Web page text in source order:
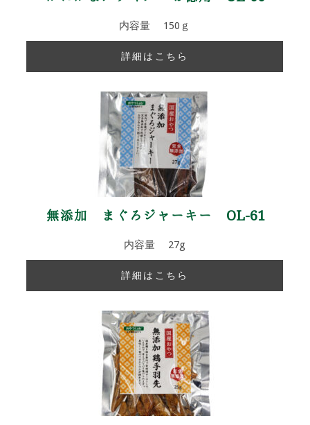
内容量 150ｇ
詳細はこちら
無添加 まぐろジャーキー OL-61
内容量 27g
詳細はこちら